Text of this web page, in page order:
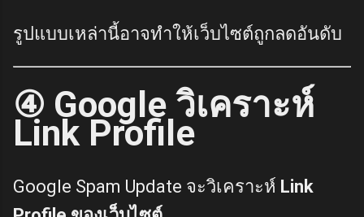
รูปแบบเหล่านี้อาจทำให้เว็บไซต์ถูกลดอันดับ
④ Google วิเคราะห์
Link Profile
Google Spam Update จะวิเคราะห์ Link